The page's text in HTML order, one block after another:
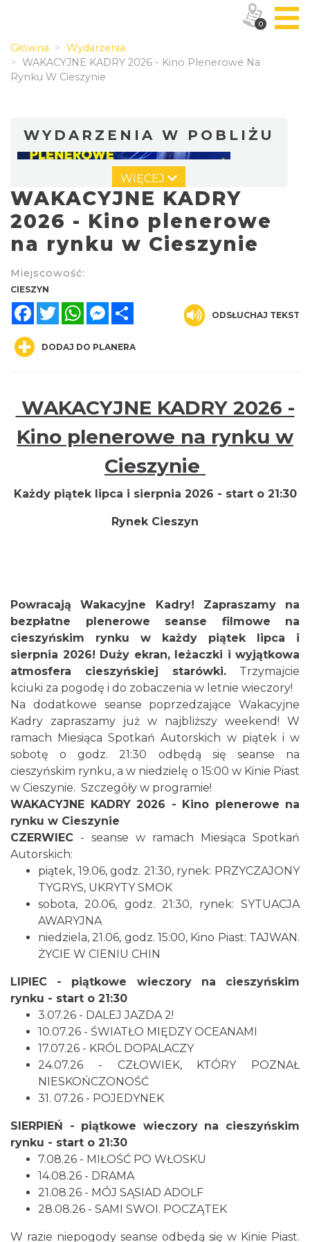
Główna
Wydarzenia
WAKACYJNE KADRY 2026 - Kino Plenerowe Na
Rynku W Cieszynie
WYDARZENIA W POBLIŻU
0.00 km
Cieszyn
2026-08-21
0.00 km
Cieszyn
2026-08-09
0.05 km
Cieszyn
0.05 km
Cieszyn
0.05 km
Cieszyn
0.05 km
WIĘCEJ
WAKACYJNE KADRY
2026 - Kino plenerowe
na rynku w Cieszynie
Miejscowość:
CIESZYN
FacebookTwitterWhatsAppMessenger
ODSŁUCHAJ TEKST
DODAJ DO PLANERA
WAKACYJNE KADRY 2026 -
Kino plenerowe na rynku w
Cieszynie
Każdy piątek lipca i sierpnia 2026 - start o 21:30
Rynek Cieszyn
Powracają Wakacyjne Kadry! Zapraszamy na
bezpłatne plenerowe seanse filmowe na
cieszyńskim rynku w każdy piątek lipca i
sierpnia 2026! Duży ekran, leżaczki i wyjątkowa
atmosfera cieszyńskiej starówki. Trzymajcie
kciuki za pogodę i do zobaczenia w letnie wieczory!
Na dodatkowe seanse poprzedzające Wakacyjne
Kadry zapraszamy już w najbliższy weekend! W
ramach Miesiąca Spotkań Autorskich w piątek i w
sobotę o godz. 21:30 odbędą się seanse na
cieszyńskim rynku, a w niedzielę o 15:00 w Kinie Piast
w Cieszynie. Szczegóły w programie!
WAKACYJNE KADRY 2026 - Kino plenerowe na
rynku w Cieszynie
CZERWIEC - seanse w ramach Miesiąca Spotkań
Autorskich:
piątek, 19.06, godz. 21:30, rynek: PRZYCZAJONY
TYGRYS, UKRYTY SMOK
sobota, 20.06, godz. 21:30, rynek: SYTUACJA
AWARYJNA
niedziela, 21.06, godz. 15:00, Kino Piast: TAJWAN.
ŻYCIE W CIENIU CHIN
LIPIEC - piątkowe wieczory na cieszyńskim
rynku - start o 21:30
3.07.26 - DALEJ JAZDA 2!
10.07.26 - ŚWIATŁO MIĘDZY OCEANAMI
17.07.26 - KRÓL DOPALACZY
24.07.26 - CZŁOWIEK, KTÓRY POZNAŁ
NIESKOŃCZONOŚĆ
31. 07.26 - POJEDYNEK
SIERPIEŃ - piątkowe wieczory na cieszyńskim
rynku - start o 21:30
7.08.26 - MIŁOŚĆ PO WŁOSKU
14.08.26 - DRAMA
21.08.26 - MÓJ SĄSIAD ADOLF
28.08.26 - SAMI SWOI. POCZĄTEK
W razie niepogody seanse odbędą się w Kinie Piast.
0